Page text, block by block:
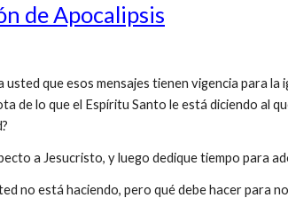
de Apocalipsis
que esos mensajes tienen vigencia para la
de lo que el Espíritu Santo le está diciendo al
a Jesucristo, y luego dedique tiempo para
no está haciendo, pero qué debe hacer para